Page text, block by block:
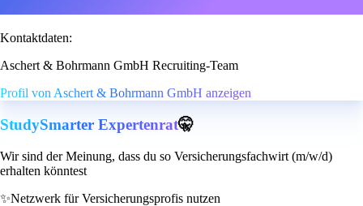
Kontaktdaten:
Aschert & Bohrmann GmbH Recruiting-Team
Profil von Aschert & Bohrmann GmbH anzeigen
StudySmarter Expertenrat🤫
Wir sind der Meinung, dass du so Versicherungsfachwirt (m/w/d)
erhalten könntest
✨Netzwerk für Versicherungsprofis nutzen